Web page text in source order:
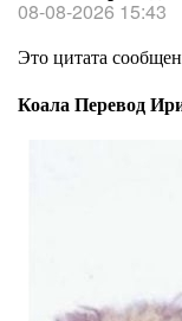
08-08-2026 15:43
Это цитата
Коала Перевод